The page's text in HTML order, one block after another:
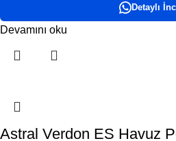
Detaylı
Devamını oku
Astral Verdon ES Havuz